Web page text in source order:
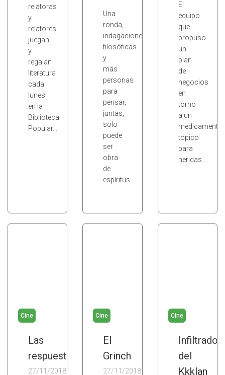
relatoras
y
relatores
juegan
y
regalan
literatura
cada
lunes
en la
Biblioteca
Popular…
Una
ronda,
indagaciones
filosóficas
y
más
personas
para
pensar,
juntas,
solo
puede
ser
obra
de
espíritus…
El
equipo
que
propuso
un
plan
de
negocios
en
torno
a un
medicamento
tópico
para
heridas…
Cine
Las
respuestas
27/11/2018
Cine
El
Grinch
27/11/2018
Cine
Infiltrado
del
Kkklan